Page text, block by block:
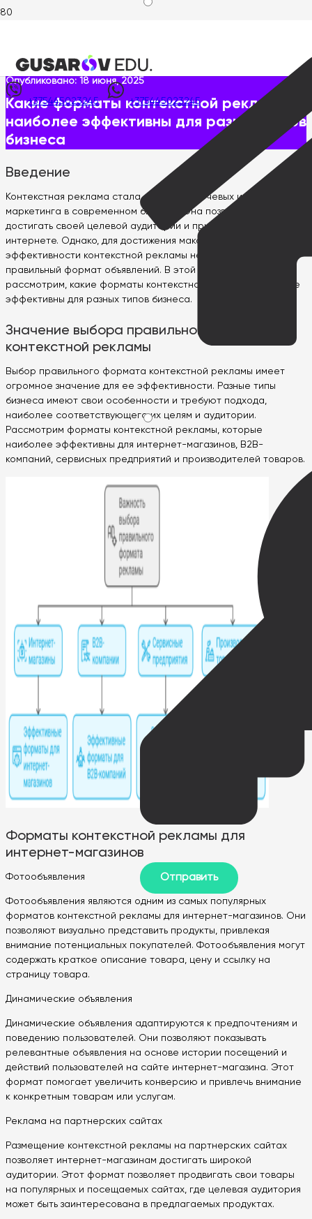
+375445023245 +375445023245
наиболее эффективны для разных типов бизнеса
Опубликовано: 18 июня, 2025
Какие форматы контекстной рекламы
наиболее эффективны для разных типов
бизнеса
Введение
Контекстная реклама стала одним из ключевых инструментов
маркетинга в современном бизнесе. Она позволяет брендам
достигать своей целевой аудитории и привлекать клиентов в
интернете. Однако, для достижения максимальной
эффективности контекстной рекламы необходимо выбрать
правильный формат объявлений. В этой статье мы
рассмотрим, какие форматы контекстной рекламы наиболее
эффективны для разных типов бизнеса.
Значение выбора правильного формата
контекстной рекламы
Выбор правильного формата контекстной рекламы имеет
огромное значение для ее эффективности. Разные типы
бизнеса имеют свои особенности и требуют подхода,
наиболее соответствующего их целям и аудитории.
Рассмотрим форматы контекстной рекламы, которые
наиболее эффективны для интернет-магазинов, B2B-
компаний, сервисных предприятий и производителей товаров.
Форматы контекстной рекламы для
интернет-магазинов
Фотообъявления
Фотообъявления являются одним из самых популярных
форматов контекстной рекламы для интернет-магазинов. Они
позволяют визуально представить продукты, привлекая
внимание потенциальных покупателей. Фотообъявления могут
содержать краткое описание товара, цену и ссылку на
страницу товара.
Динамические объявления
Динамические объявления адаптируются к предпочтениям и
поведению пользователей. Они позволяют показывать
релевантные объявления на основе истории посещений и
действий пользователей на сайте интернет-магазина. Этот
формат помогает увеличить конверсию и привлечь внимание
к конкретным товарам или услугам.
Реклама на партнерских сайтах
Размещение контекстной рекламы на партнерских сайтах
позволяет интернет-магазинам достигать широкой
аудитории. Этот формат позволяет продвигать свои товары
на популярных и посещаемых сайтах, где целевая аудитория
может быть заинтересована в предлагаемых продуктах.